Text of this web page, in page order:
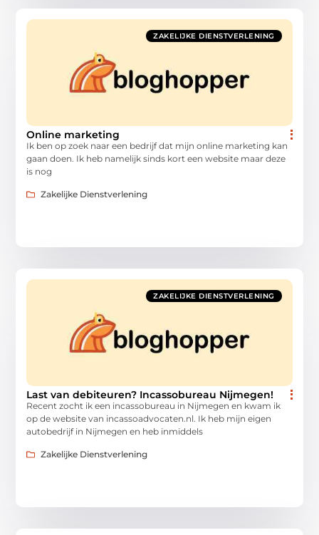
ZAKELIJKE DIENSTVERLENING
Online marketing
Ik ben op zoek naar een bedrijf dat mijn online marketing kan
gaan doen. Ik heb namelijk sinds kort een website maar deze
is nog
Zakelijke Dienstverlening
ZAKELIJKE DIENSTVERLENING
Last van debiteuren? Incassobureau Nijmegen!
Recent zocht ik een incassobureau in Nijmegen en kwam ik
op de website van incassoadvocaten.nl. Ik heb mijn eigen
autobedrijf in Nijmegen en heb inmiddels
Zakelijke Dienstverlening